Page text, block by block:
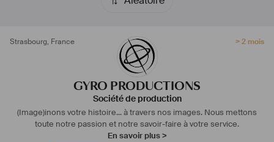
Strasbourg, France > 2 mois
GYRO PRODUCTIONS
Société de production
(Image)inons votre histoire... à travers nos images. Nous mettons
toute notre passion et notre savoir-faire à votre service.
En savoir plus >